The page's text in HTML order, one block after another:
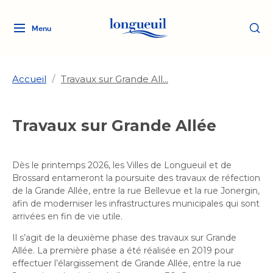
Menu
Logo
Ville
lien
Ma ville, ma propriété
Aménagement et urbanisme
Rôle d'évaluation
Rôle d'évaluation
Taxes
Taxes
Arts et culture
Arts et culture
Bibliothèques
Bibliothèques
Développement social
Développement social
Services de proximité
Déneigement
Déneigement
Eau
Eau
Transition socioécologique
et mobilité
Quoi faire à Longueuil
Activités artistiques et
culturelles
Accueil / Travaux sur Grande All...
Travaux sur Grande Allée
Dès le printemps 2026, les Villes de Longueuil et de
Brossard entameront la poursuite des travaux de réfection
de la Grande Allée, entre la rue Bellevue et la rue Jonergin,
afin de moderniser les infrastructures municipales qui sont
arrivées en fin de vie utile.
Il s’agit de la deuxième phase des travaux sur Grande
Allée. La première phase a été réalisée en 2019 pour
effectuer l’élargissement de Grande Allée, entre la rue